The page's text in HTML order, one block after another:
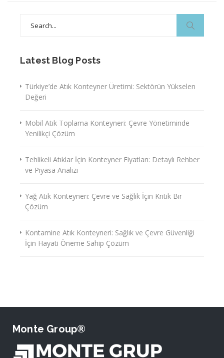
Latest Blog Posts
Türkiye’de Atık Konteyner Üretimi: Sektörün Yükselen
Değeri
Mobil Atık Toplama Konteyneri: Çevre Yönetiminde
Yenilikçi Çözüm
Tehlikeli Atıklar İçin Konteyner Fiyatları: Detaylı Rehber
ve Piyasa Analizi
Yağ Atık Konteyneri: Çevre ve Sağlık İçin Kritik Bir
Çözüm
Kontamine Atık Konteyneri: Sağlık ve Çevre Güvenliği
İçin Hayati Öneme Sahip Çözüm
Monte Group®